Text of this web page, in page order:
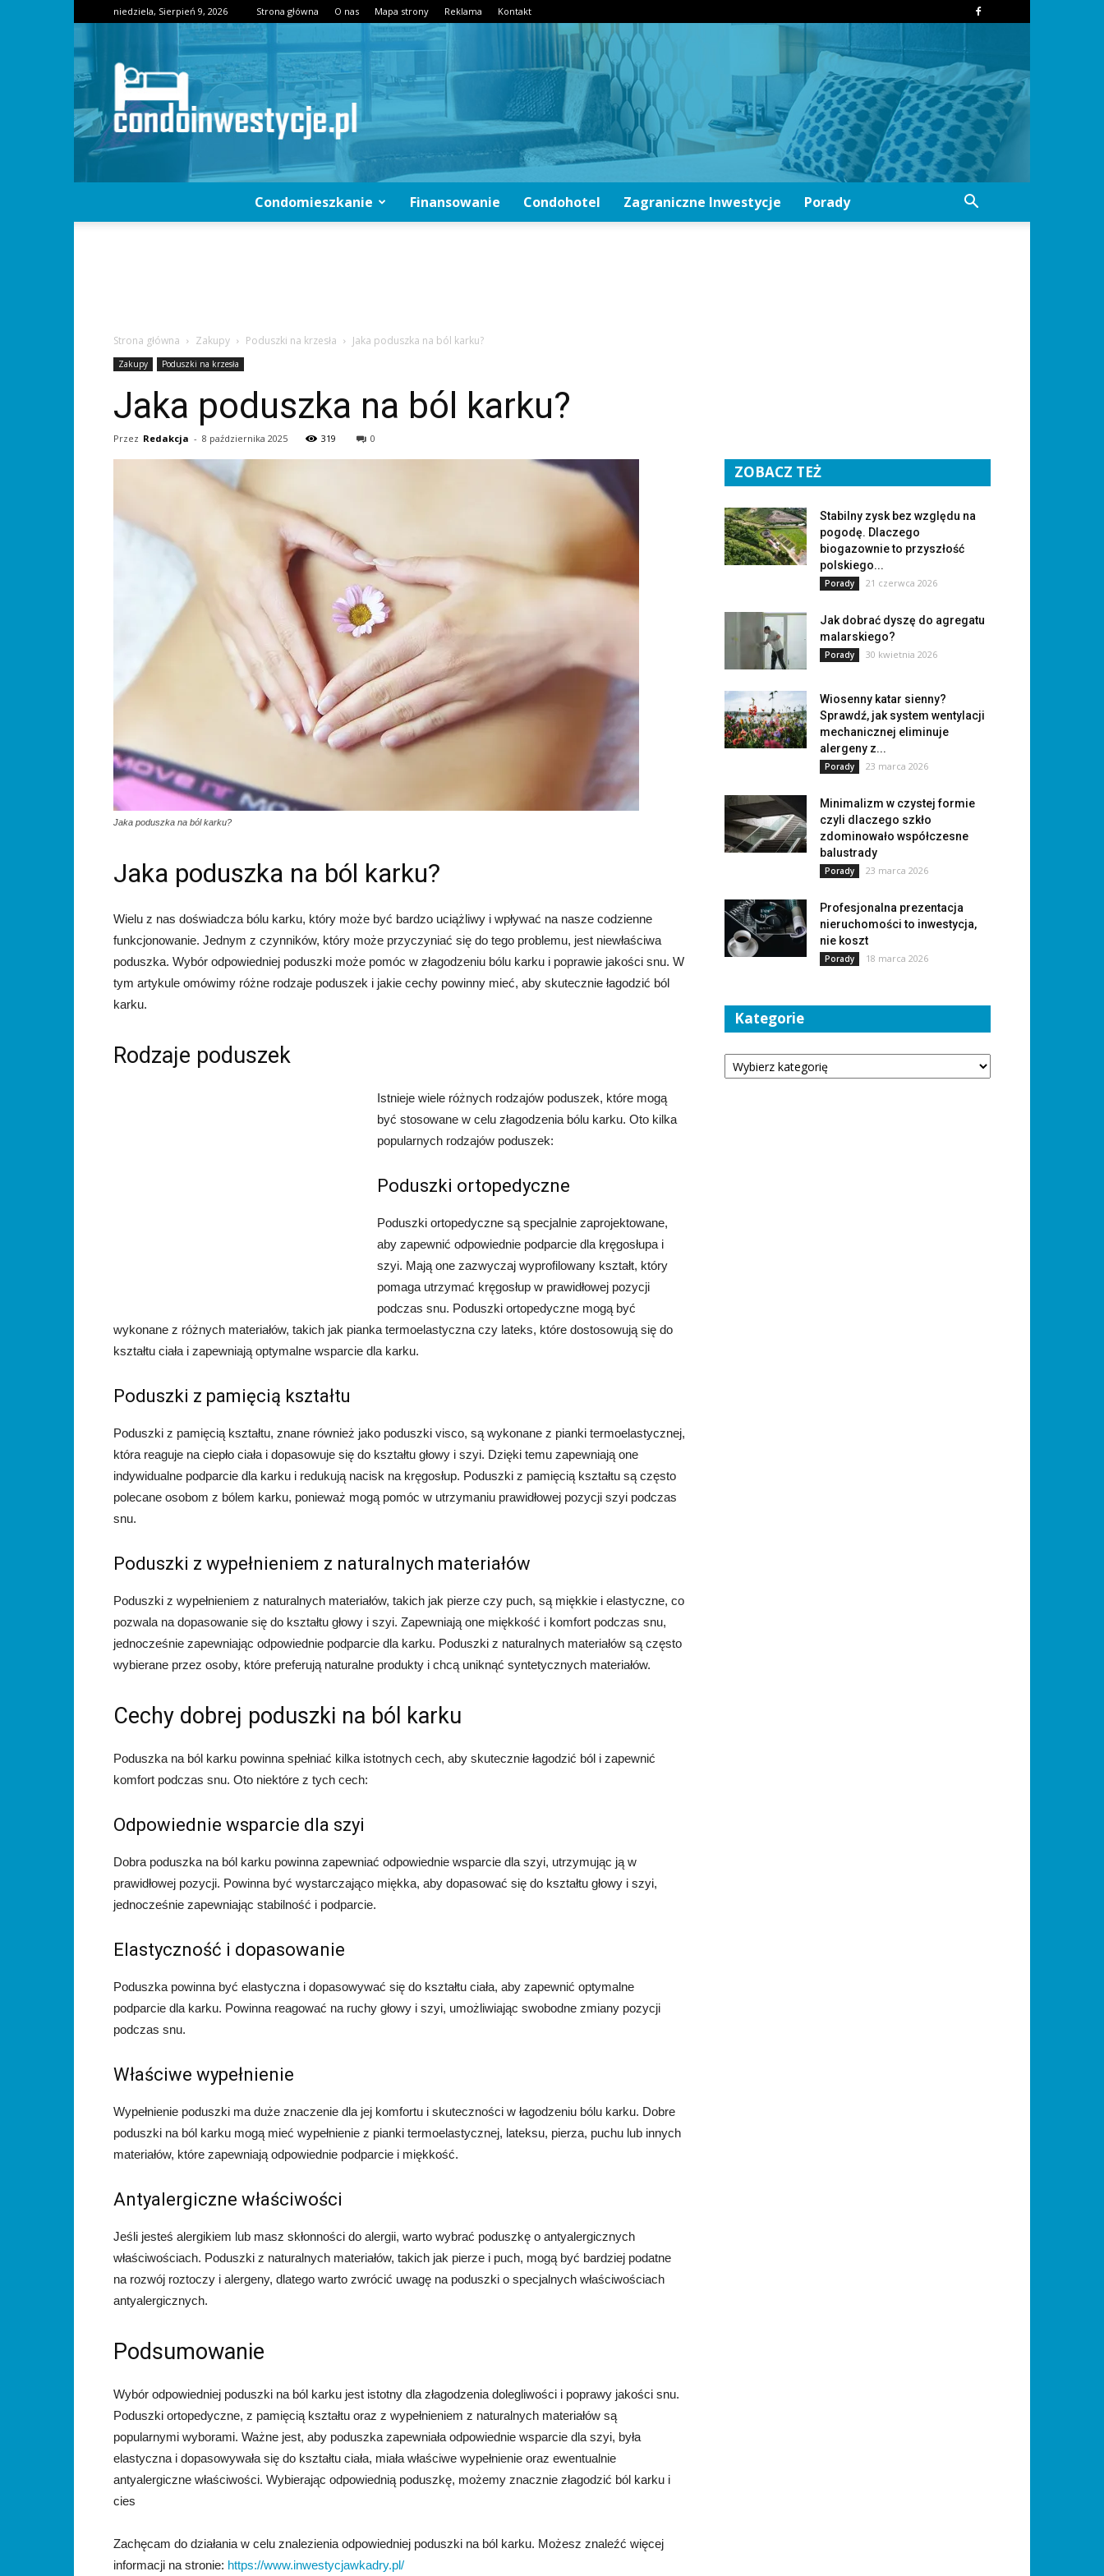
niedziela, Sierpień 9, 2026 Strona główna O nas Mapa strony Reklama Kontakt
Condomieszkanie Finansowanie Condohotel Zagraniczne Inwestycje Porady
Strona główna Zakupy Poduszki na krzesła Jaka poduszka na ból karku?
Zakupy Poduszki na krzesła
Jaka poduszka na ból karku?
Przez Redakcja - 8 października 2025 319 0
Jaka poduszka na ból karku?
Jaka poduszka na ból karku?
Wielu z nas doświadcza bólu karku, który może być bardzo uciążliwy i wpływać na nasze codzienne
funkcjonowanie. Jednym z czynników, który może przyczyniać się do tego problemu, jest niewłaściwa
poduszka. Wybór odpowiedniej poduszki może pomóc w złagodzeniu bólu karku i poprawie jakości snu. W
tym artykule omówimy różne rodzaje poduszek i jakie cechy powinny mieć, aby skutecznie łagodzić ból
karku.
Rodzaje poduszek
Istnieje wiele różnych rodzajów poduszek, które mogą
być stosowane w celu złagodzenia bólu karku. Oto kilka
popularnych rodzajów poduszek:
Poduszki ortopedyczne
Poduszki ortopedyczne są specjalnie zaprojektowane,
aby zapewnić odpowiednie podparcie dla kręgosłupa i
szyi. Mają one zazwyczaj wyprofilowany kształt, który
pomaga utrzymać kręgosłup w prawidłowej pozycji
podczas snu. Poduszki ortopedyczne mogą być
wykonane z różnych materiałów, takich jak pianka termoelastyczna czy lateks, które dostosowują się do
kształtu ciała i zapewniają optymalne wsparcie dla karku.
Poduszki z pamięcią kształtu
Poduszki z pamięcią kształtu, znane również jako poduszki visco, są wykonane z pianki termoelastycznej,
która reaguje na ciepło ciała i dopasowuje się do kształtu głowy i szyi. Dzięki temu zapewniają one
indywidualne podparcie dla karku i redukują nacisk na kręgosłup. Poduszki z pamięcią kształtu są często
polecane osobom z bólem karku, ponieważ mogą pomóc w utrzymaniu prawidłowej pozycji szyi podczas
snu.
Poduszki z wypełnieniem z naturalnych materiałów
Poduszki z wypełnieniem z naturalnych materiałów, takich jak pierze czy puch, są miękkie i elastyczne, co
pozwala na dopasowanie się do kształtu głowy i szyi. Zapewniają one miękkość i komfort podczas snu,
jednocześnie zapewniając odpowiednie podparcie dla karku. Poduszki z naturalnych materiałów są często
wybierane przez osoby, które preferują naturalne produkty i chcą uniknąć syntetycznych materiałów.
Cechy dobrej poduszki na ból karku
Poduszka na ból karku powinna spełniać kilka istotnych cech, aby skutecznie łagodzić ból i zapewnić
komfort podczas snu. Oto niektóre z tych cech:
Odpowiednie wsparcie dla szyi
Dobra poduszka na ból karku powinna zapewniać odpowiednie wsparcie dla szyi, utrzymując ją w
prawidłowej pozycji. Powinna być wystarczająco miękka, aby dopasować się do kształtu głowy i szyi,
jednocześnie zapewniając stabilność i podparcie.
Elastyczność i dopasowanie
Poduszka powinna być elastyczna i dopasowywać się do kształtu ciała, aby zapewnić optymalne
podparcie dla karku. Powinna reagować na ruchy głowy i szyi, umożliwiając swobodne zmiany pozycji
podczas snu.
Właściwe wypełnienie
Wypełnienie poduszki ma duże znaczenie dla jej komfortu i skuteczności w łagodzeniu bólu karku. Dobre
poduszki na ból karku mogą mieć wypełnienie z pianki termoelastycznej, lateksu, pierza, puchu lub innych
materiałów, które zapewniają odpowiednie podparcie i miękkość.
Antyalergiczne właściwości
Jeśli jesteś alergikiem lub masz skłonności do alergii, warto wybrać poduszkę o antyalergicznych
właściwościach. Poduszki z naturalnych materiałów, takich jak pierze i puch, mogą być bardziej podatne
na rozwój roztoczy i alergeny, dlatego warto zwrócić uwagę na poduszki o specjalnych właściwościach
antyalergicznych.
Podsumowanie
Wybór odpowiedniej poduszki na ból karku jest istotny dla złagodzenia dolegliwości i poprawy jakości snu.
Poduszki ortopedyczne, z pamięcią kształtu oraz z wypełnieniem z naturalnych materiałów są
popularnymi wyborami. Ważne jest, aby poduszka zapewniała odpowiednie wsparcie dla szyi, była
elastyczna i dopasowywała się do kształtu ciała, miała właściwe wypełnienie oraz ewentualnie
antyalergiczne właściwości. Wybierając odpowiednią poduszkę, możemy znacznie złagodzić ból karku i
cies
Zachęcam do działania w celu znalezienia odpowiedniej poduszki na ból karku. Możesz znaleźć więcej
informacji na stronie: https://www.inwestycjawkadry.pl/
ZOBACZ TEŻ
Stabilny zysk bez względu na
pogodę. Dlaczego
biogazownie to przyszłość
polskiego...
Porady 21 czerwca 2026
Jak dobrać dyszę do agregatu
malarskiego?
Porady 30 kwietnia 2026
Wiosenny katar sienny?
Sprawdź, jak system wentylacji
mechanicznej eliminuje
alergeny z...
Porady 23 marca 2026
Minimalizm w czystej formie
czyli dlaczego szkło
zdominowało współczesne
balustrady
Porady 23 marca 2026
Profesjonalna prezentacja
nieruchomości to inwestycja,
nie koszt
Porady 18 marca 2026
Kategorie
Kategorie